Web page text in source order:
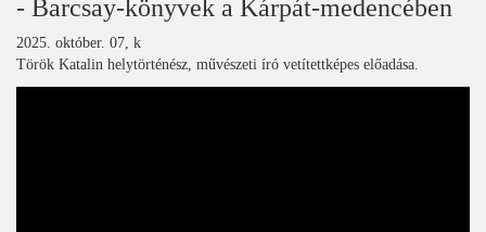
- Barcsay-könyvek a Kárpát-medencében
2025. október. 07, k
Török Katalin helytörténész, művészeti író vetítettképes előadása.